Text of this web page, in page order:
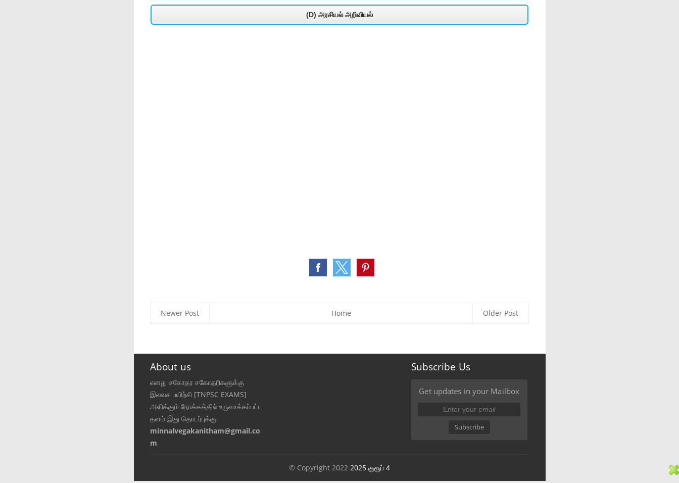
(D) அரசியல் அறிவியல்
Newer Post Older Post
Home
About us
எனது சகோதர சகோதரிகளுக்கு
இலவச பயிற்சி [TNPSC EXAMS]
அளிக்கும் நோக்கத்தில் உருவாக்கப்பட்ட
தளம் இது தொடர்புக்கு
minnalvegakanitham@gmail.co
m
Subscribe Us
Get updates in your Mailbox
Subscribe
© Copyright 2022 2025 குரூப் 4